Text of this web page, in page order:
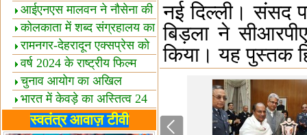
साझेदारियां
आईएनएस मालवन ने नौसेना की
ताकत बढ़ाई
कोलकाता में शब्द संग्रहालय का
उद्घाटन
रामनगर-देहरादून एक्सप्रेस को
हरी झंडी
वर्ष 2024 के राष्ट्रीय फिल्म
पुरस्कारों की घोषणा
चुनाव आयोग का अखिल
भारतीय मीडिया सम्मेलन
भारत में केवड़े का अस्तित्‍व 24
लाख वर्ष!
लखनऊ में 'एक राष्ट्र एक
स्वतंत्र आवाज़ टीवी
नई दिल्ली। संसद
बिड़ला ने
किया। यह पुस्तक